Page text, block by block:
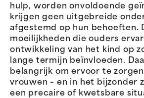
hulp, worden onvoldoende
krijgen geen uitgebreide
afgestemd op hun behoeften.
moeilijkheden die ouders
ontwikkeling van het kind op
lange termijn beïnvloeden.
belangrijk om ervoor te
vrouwen – en in het bijzonder
een precaire of kwetsbare